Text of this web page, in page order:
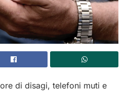
di disagi, telefoni muti e